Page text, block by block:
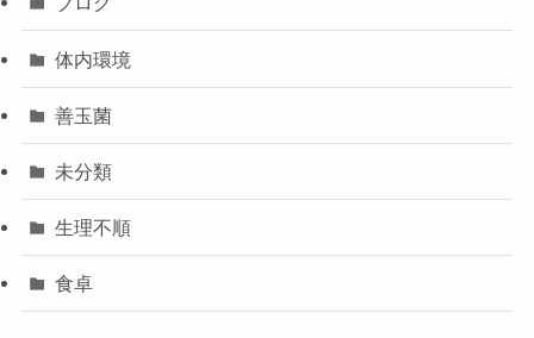
体内環境
善玉菌
未分類
生理不順
食卓